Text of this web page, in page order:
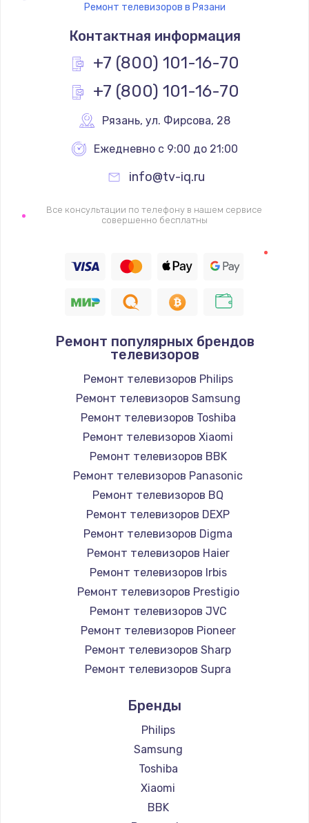
900 руб.
Заказать
900 руб.
Заказать
Не работает
1400 руб.
Восстановление цепи питания, пайка
Заказать
Программный ремонт/прошивка
Замена Bluetooth/Wi-Fi модуля
Заказать
Замена картридера
890 руб.
Заказать
Замена микросхемы NFC
1100 руб.
Заказать
Замена шим-контроллера
Заказать
Настройка Wi-Fi
1030 руб.
Заказать
Ремонт телевизоров в Рязани
Контактная информация
+7 (800) 101-16-70
+7 (800) 101-16-70
Рязань, ул. Фирсова, 28
Ежедневно с 9:00 до 21:00
info@tv-iq.ru
Все консультации по телефону в нашем сервисе
совершенно бесплатны
Ремонт популярных брендов
телевизоров
Ремонт телевизоров Philips
Ремонт телевизоров Samsung
Ремонт телевизоров Toshiba
Ремонт телевизоров Xiaomi
Ремонт телевизоров BBK
Ремонт телевизоров Panasonic
Ремонт телевизоров BQ
Ремонт телевизоров DEXP
Ремонт телевизоров Digma
Ремонт телевизоров Haier
Ремонт телевизоров Irbis
Ремонт телевизоров Prestigio
Ремонт телевизоров JVC
Ремонт телевизоров Pioneer
Ремонт телевизоров Sharp
Ремонт телевизоров Supra
Ремонт телевизоров Hisense
Ремонт телевизоров Daewoo
Ремонт телевизоров Centek
Ремонт телевизоров Telefunken
Ремонт телевизоров Hyundai
Ремонт телевизоров Doffler
Бренды
Philips
Samsung
Toshiba
Xiaomi
BBK